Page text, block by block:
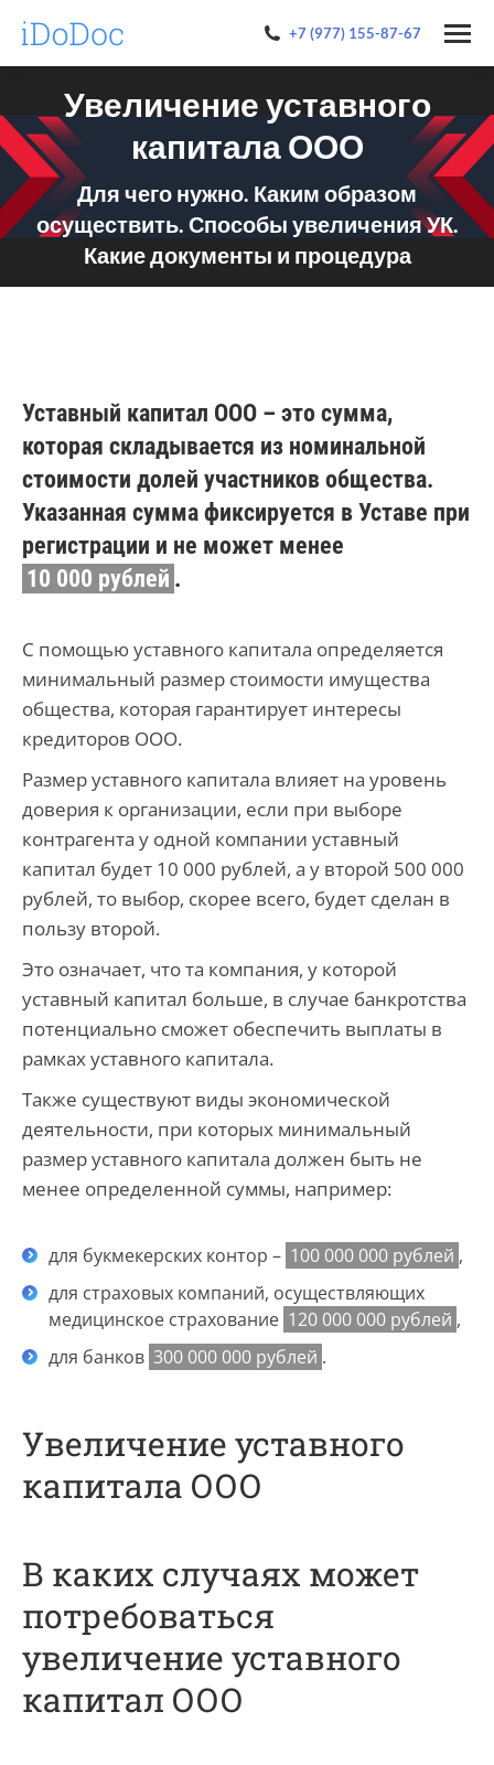
+7 (977) 155-87-67
Увеличение уставного
капитала ООО
Для чего нужно. Каким образом
осуществить. Способы увеличения УК.
Какие документы и процедура
Уставный капитал ООО – это сумма,
которая складывается из номинальной
стоимости долей участников общества.
Указанная сумма фиксируется в Уставе при
регистрации и не может менее
10 000 рублей .
С помощью уставного капитала определяется
минимальный размер стоимости имущества
общества, которая гарантирует интересы
кредиторов ООО.
Размер уставного капитала влияет на уровень
доверия к организации, если при выборе
контрагента у одной компании уставный
капитал будет 10 000 рублей, а у второй 500 000
рублей, то выбор, скорее всего, будет сделан в
пользу второй.
Это означает, что та компания, у которой
уставный капитал больше, в случае банкротства
потенциально сможет обеспечить выплаты в
рамках уставного капитала.
Также существуют виды экономической
деятельности, при которых минимальный
размер уставного капитала должен быть не
менее определенной суммы, например:
для букмекерских контор – 100 000 000 рублей ,
для страховых компаний, осуществляющих
медицинское страхование 120 000 000 рублей ,
для банков 300 000 000 рублей .
Увеличение уставного
капитала ООО
В каких случаях может
потребоваться
увеличение уставного
капитал ООО